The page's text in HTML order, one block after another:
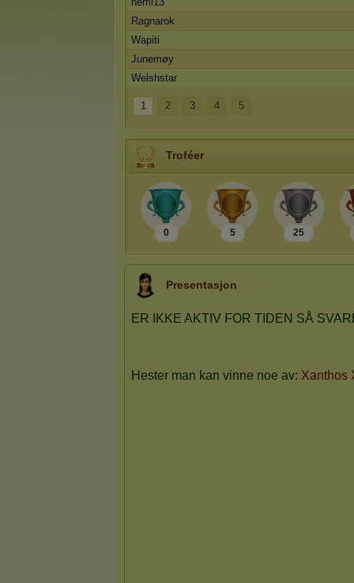
Ragnarok
Wapiti
Junemøy
Welshstar
1 2 3 4 5
Troféer
0 5 25
Presentasjon